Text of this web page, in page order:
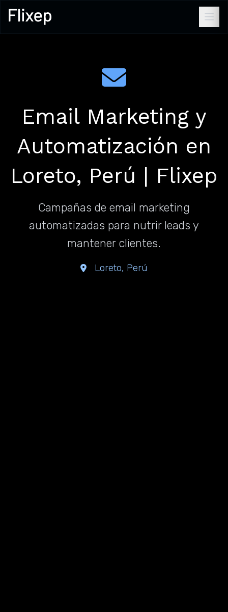
Email Marketing y
Automatización en
Loreto, Perú | Flixep
Campañas de email marketing
automatizadas para nutrir leads y
mantener clientes.
Loreto, Perú